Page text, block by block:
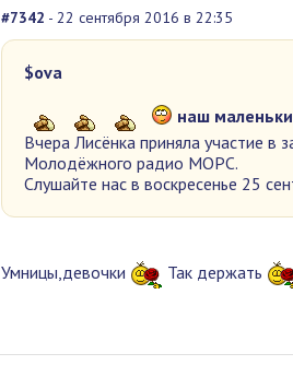
#7342 - 22 сентября 2016 в 22:35
$ova
наш
Вчера Лисёнка приняла участие в
Молодёжного радио МОРС.
Слушайте нас в воскресенье 25
Умницы,девочки Так держать